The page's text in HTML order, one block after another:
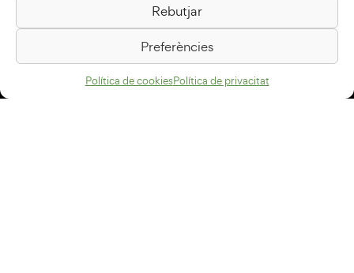
Rebutjar
Preferències
Política de cookiesPolítica de privacitat
Passeig de la Generalitat, 1
08500 Vic